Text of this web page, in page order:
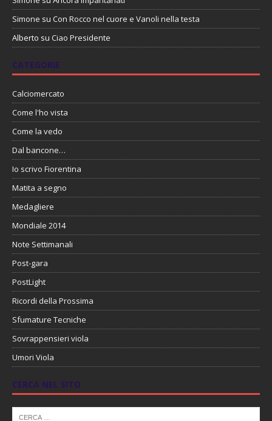
Simone su Con Rocco nel cuore e Vanoli nella testa
Alberto su Ciao Presidente
CATEGORIE
Calciomercato
Come l'ho vista
Come la vedo
Dal bancone…
Io scrivo Fiorentina
Matita a segno
Medagliere
Mondiale 2014
Note Settimanali
Post-gara
PostLight
Ricordi della Prossima
Sfumature Tecniche
Sovrappensieri viola
Umori Viola
CERCA NEL SITO